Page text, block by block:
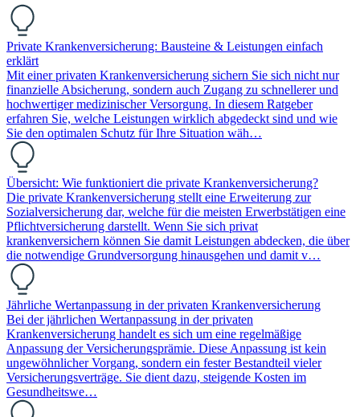
Private Krankenversicherung: Bausteine & Leistungen einfach
erklärt
Mit einer privaten Krankenversicherung sichern Sie sich nicht nur
finanzielle Absicherung, sondern auch Zugang zu schnellerer und
hochwertiger medizinischer Versorgung. In diesem Ratgeber
erfahren Sie, welche Leistungen wirklich abgedeckt sind und wie
Sie den optimalen Schutz für Ihre Situation wäh…
Übersicht: Wie funktioniert die private Krankenversicherung?
Die private Krankenversicherung stellt eine Erweiterung zur
Sozialversicherung dar, welche für die meisten Erwerbstätigen eine
Pflichtversicherung darstellt. Wenn Sie sich privat
krankenversichern können Sie damit Leistungen abdecken, die über
die notwendige Grundversorgung hinausgehen und damit v…
Jährliche Wertanpassung in der privaten Krankenversicherung
Bei der jährlichen Wertanpassung in der privaten
Krankenversicherung handelt es sich um eine regelmäßige
Anpassung der Versicherungsprämie. Diese Anpassung ist kein
ungewöhnlicher Vorgang, sondern ein fester Bestandteil vieler
Versicherungsverträge. Sie dient dazu, steigende Kosten im
Gesundheitswe…